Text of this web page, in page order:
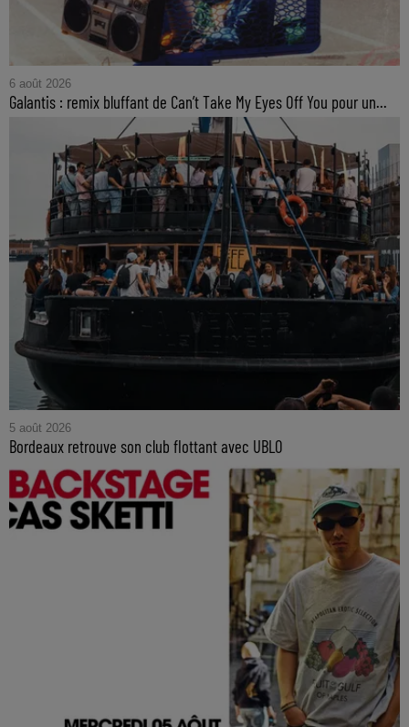
6 août 2026
Galantis : remix bluffant de Can’t Take My Eyes Off You pour un...
5 août 2026
Bordeaux retrouve son club flottant avec UBLO